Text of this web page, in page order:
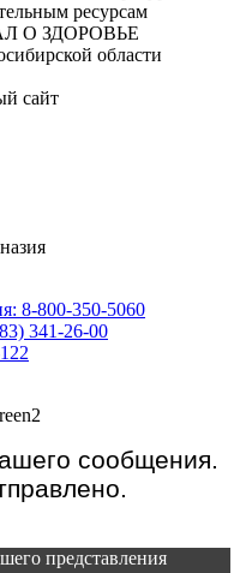
8-800-350-5060
341-26-00
сообщения.
представления